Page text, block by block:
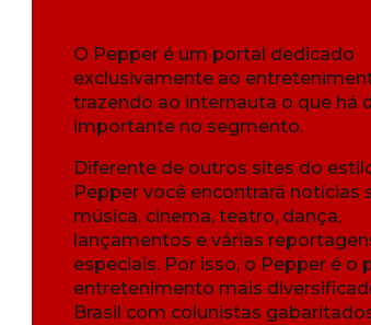
O Pepper é um portal dedicado
exclusivamente ao
trazendo ao internauta o que há
importante no segmento.
Diferente de outros sites do
Pepper você encontrará notícias
música, cinema, teatro, dança,
lançamentos e várias
especiais. Por isso, o Pepper é o
entretenimento mais
Brasil com colunistas